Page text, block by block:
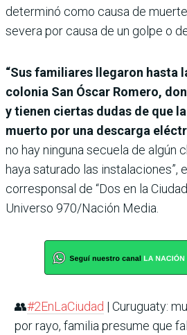
determinó como causa de
severa por causa de un golpe o
“Sus familiares llegaron hasta
colonia San Óscar Romero,
y tienen ciertas dudas de que
muerto por una descarga
no hay ninguna secuela de algún
haya saturado las instalaciones”,
corresponsal de “Dos en la
Universo 970/Nación Media.
👥#2EnLaCiudad | Curuguaty:
por rayo, familia presume que